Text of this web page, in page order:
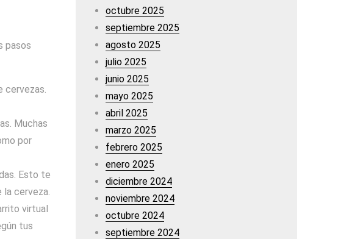
pasos
cervezas.
Muchas
por
Esto te
la cerveza.
virtual
tus
octubre 2025
septiembre 2025
agosto 2025
julio 2025
junio 2025
mayo 2025
abril 2025
marzo 2025
febrero 2025
enero 2025
diciembre 2024
noviembre 2024
octubre 2024
septiembre 2024